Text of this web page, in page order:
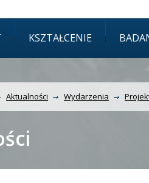
KSZTAŁCENIE
Aktualności Wydarzenia